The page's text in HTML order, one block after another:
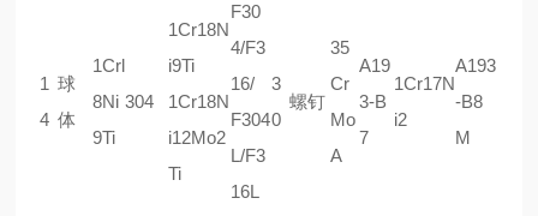
1
4
球
体
1Crl
8Ni
9Ti
304
1Cr18N
i9Ti
1Cr18N
i12Mo2
Ti
F30
4/F3
16/
F304
L/F3
16L
3
0
螺钉
35
Cr
Mo
A
A19
3-B
7
1Cr17N
i2
A193
-B8
M